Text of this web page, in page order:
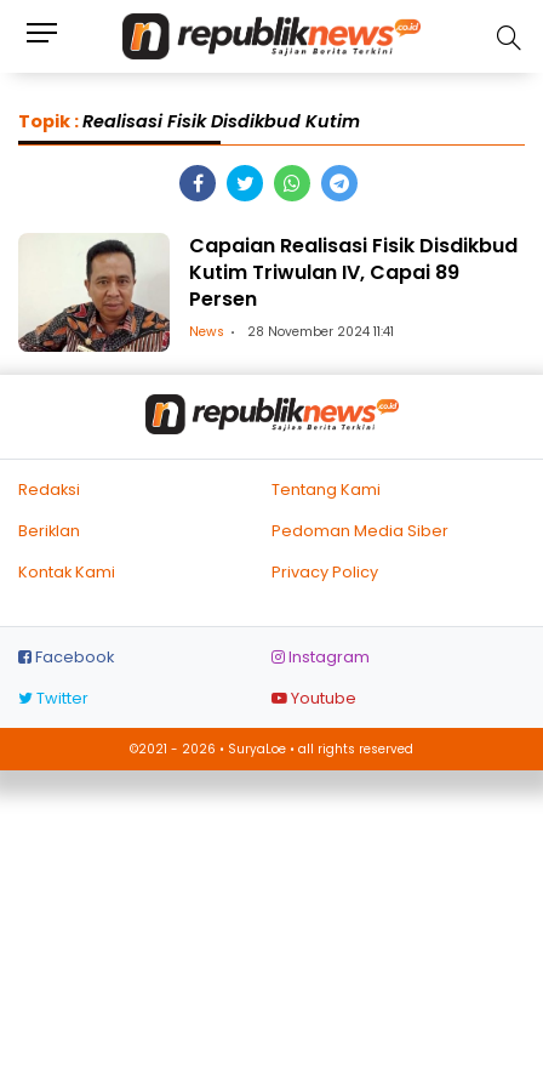
Topik :Realisasi Fisik Disdikbud Kutim
Capaian Realisasi Fisik Disdikbud
Kutim Triwulan IV, Capai 89
Persen
News 28 November 2024 11:41
Redaksi
Tentang Kami
Beriklan
Pedoman Media Siber
Kontak Kami
Privacy Policy
Facebook
Instagram
Twitter
Youtube
©2021 - 2026 • SuryaLoe • all rights reserved